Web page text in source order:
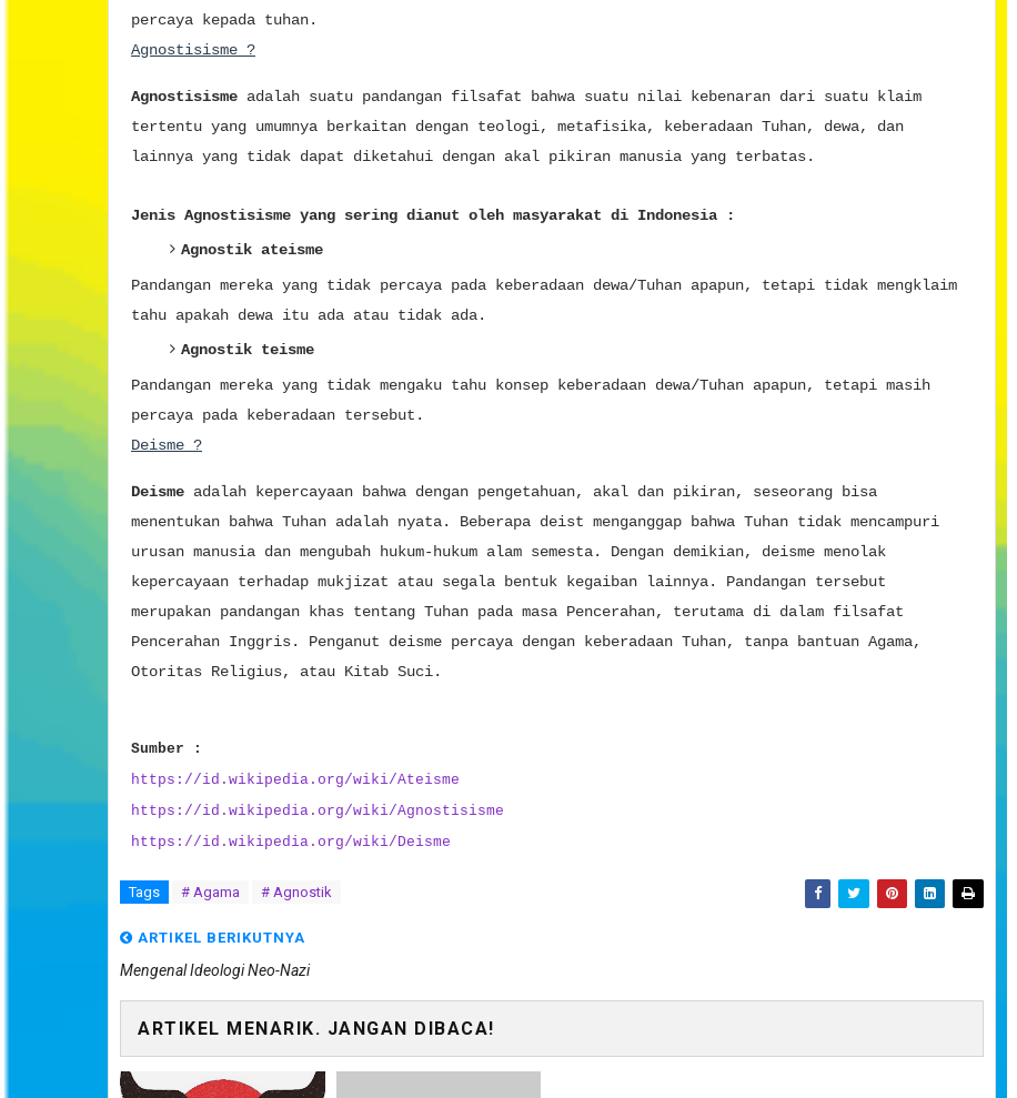
percaya kepada tuhan.
Agnostisisme ?
Agnostisisme adalah suatu pandangan filsafat bahwa suatu nilai kebenaran dari suatu klaim
tertentu yang umumnya berkaitan dengan teologi, metafisika, keberadaan Tuhan, dewa, dan
lainnya yang tidak dapat diketahui dengan akal pikiran manusia yang terbatas.
Jenis Agnostisisme yang sering dianut oleh masyarakat di Indonesia :
Agnostik ateisme
Pandangan mereka yang tidak percaya pada keberadaan dewa/Tuhan apapun, tetapi tidak mengklaim
tahu apakah dewa itu ada atau tidak ada.
Agnostik teisme
Pandangan mereka yang tidak mengaku tahu konsep keberadaan dewa/Tuhan apapun, tetapi masih
percaya pada keberadaan tersebut.
Deisme ?
Deisme adalah kepercayaan bahwa dengan pengetahuan, akal dan pikiran, seseorang bisa
menentukan bahwa Tuhan adalah nyata. Beberapa deist menganggap bahwa Tuhan tidak mencampuri
urusan manusia dan mengubah hukum-hukum alam semesta. Dengan demikian, deisme menolak
kepercayaan terhadap mukjizat atau segala bentuk kegaiban lainnya. Pandangan tersebut
merupakan pandangan khas tentang Tuhan pada masa Pencerahan, terutama di dalam filsafat
Pencerahan Inggris. Penganut deisme percaya dengan keberadaan Tuhan, tanpa bantuan Agama,
Otoritas Religius, atau Kitab Suci.
Sumber :
https://id.wikipedia.org/wiki/Ateisme
https://id.wikipedia.org/wiki/Agnostisisme
https://id.wikipedia.org/wiki/Deisme
Tags # Agama # Agnostik
ARTIKEL BERIKUTNYA
Mengenal Ideologi Neo-Nazi
ARTIKEL MENARIK. JANGAN DIBACA!